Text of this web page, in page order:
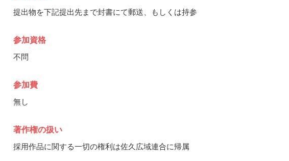
提出物を下記提出先まで封書にて郵送、もしくは持参
参加資格
不問
参加費
無し
著作権の扱い
採用作品に関する一切の権利は佐久広域連合に帰属